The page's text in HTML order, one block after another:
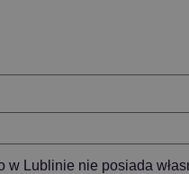
w Lublinie nie posiada